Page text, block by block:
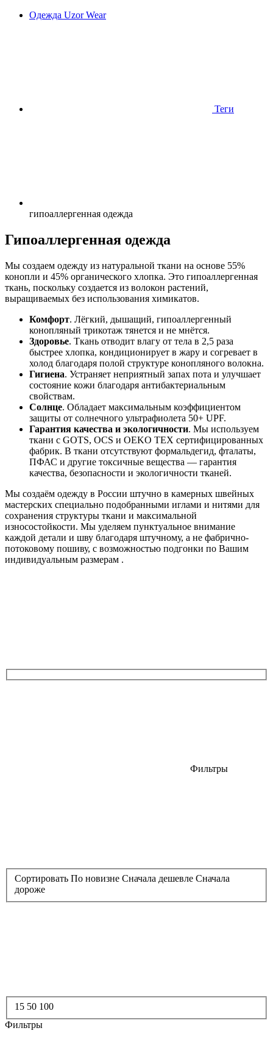
Одежда Uzor Wear
Теги
гипоаллергенная одежда
Гипоаллергенная одежда
Мы создаем одежду из натуральной ткани на основе 55%
конопли и 45% органического хлопка. Это гипоаллергенная
ткань, поскольку создается из волокон растений,
выращиваемых без использования химикатов.
Комфорт. Лёгкий, дышащий, гипоаллергенный
конопляный трикотаж тянется и не мнётся.
Здоровье. Ткань отводит влагу от тела в 2,5 раза
быстрее хлопка, кондиционирует в жару и согревает в
холод благодаря полой структуре конопляного волокна.
Гигиена. Устраняет неприятный запах пота и улучшает
состояние кожи благодаря антибактериальным
свойствам.
Солнце. Обладает максимальным коэффициентом
защиты от солнечного ультрафиолета 50+ UPF.
Гарантия качества и экологичности. Мы используем
ткани с GOTS, OCS и OEKO TEX сертифицированных
фабрик. В ткани отсутствуют формальдегид, фталаты,
ПФАС и другие токсичные вещества — гарантия
качества, безопасности и экологичности тканей.
Мы создаём одежду в России штучно в камерных швейных
мастерских специально подобранными иглами и нитями для
сохранения структуры ткани и максимальной
износостойкости. Мы уделяем пунктуальное внимание
каждой детали и шву благодаря штучному, а не фабрично-
потоковому пошиву, с возможностью подгонки по Вашим
индивидуальным размерам .
Фильтры
Сортировать По новизне Сначала дешевле Сначала
дороже
15 50 100
Фильтры